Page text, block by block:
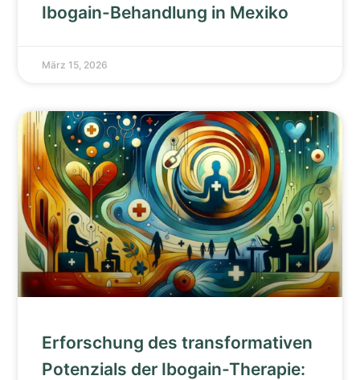
Ibogain-Behandlung in Mexiko
März 15, 2026
Erforschung des transformativen
Potenzials der Ibogain-Therapie: